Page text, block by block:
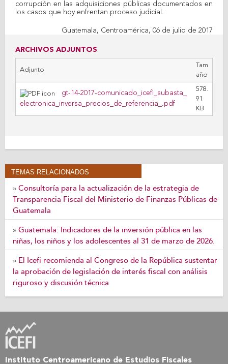
corrupción en las adquisiciones públicas documentados en
los casos que hoy enfrentan proceso judicial.
Guatemala, Centroamérica, 06 de julio de 2017
ARCHIVOS ADJUNTOS
Adjunto
Tam
año
gt-14-2017-comunicado_icefi_subasta_
electronica_inversa_precios_de_referencia_.pdf
578.
91
KB
TEMAS RELACIONADOS
» Consultoría para la actualización de la estrategia de
Transparencia Fiscal del Ministerio de Finanzas Públicas de
Guatemala
» Guatemala: Indicadores de la inversión pública en las
niñas, los niños y los adolescentes al 31 de marzo de 2026.
» El Icefi recomienda al Congreso de la República sustentar
la aprobación de legislación de interés fiscal con análisis
riguroso y discusión técnica
Instituto Centroamericano de Estudios Fiscales